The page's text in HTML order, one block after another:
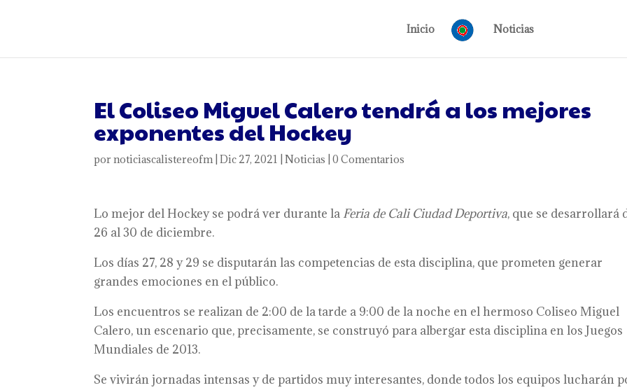
Inicio Noticias
El Coliseo Miguel Calero tendrá a los mejores
exponentes del Hockey
pornoticiascalistereofm|Dic 27, 2021 |Noticias |0 Comentarios
Lo mejor del Hockey se podrá ver durante la Feria de Cali Ciudad Deportiva, que se desarrollará
26 al 30 de diciembre.
Los días 27, 28 y 29 se disputarán las competencias de esta disciplina, que prometen generar
grandes emociones en el público.
Los encuentros se realizan de 2:00 de la tarde a 9:00 de la noche en el hermoso Coliseo Miguel
Calero, un escenario que, precisamente, se construyó para albergar esta disciplina en los Juegos
Mundiales de 2013.
Se vivirán jornadas intensas y de partidos muy interesantes, donde todos los equipos lucharán